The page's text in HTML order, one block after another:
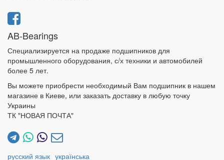
AB-Bearings
Специализируется на продаже подшипников для
промышленного оборудования, с/х техники и автомобилей
более 5 лет.
Вы можете приобрести необходимый Вам подшипник в нашем
магазине в Киеве, или заказать доставку в любую точку
Украины
ТК "НОВАЯ ПОЧТА"
русский язык українська